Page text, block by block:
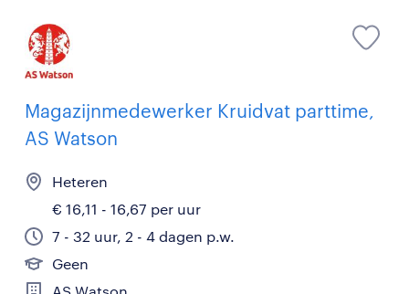
Magazijnmedewerker Kruidvat parttime,
AS Watson
Heteren
€ 16,11 - 16,67 per uur
7 - 32 uur, 2 - 4 dagen p.w.
Geen